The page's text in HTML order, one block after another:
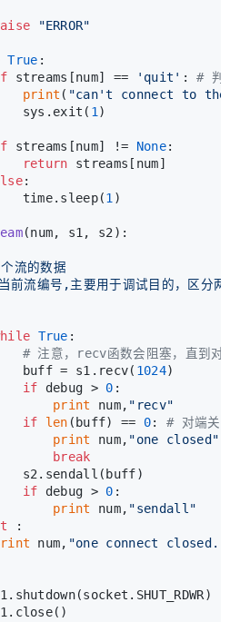
"ERROR"
True :
streams[num] == 'quit' : # 判断
print ( "can't connect to the
sys.exit(
1 )
streams[num] != None:
return streams[num]
:
time.sleep(
1 )
(num, s1, s2 ):
流的数据
前流编号,主要用于调试目的，区分两个
True :
# 注意，recv函数会阻塞，直到对端
buff = s1.recv(
1024)
if debug > 0 :
print
num, "recv"
if
len (buff) == 0: # 对端关闭连
print
num, "one closed"
break
s2.sendall(buff)
if debug > 0 :
print
num, "sendall"
:
num, "one connect closed."